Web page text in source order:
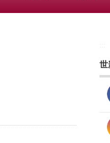
世